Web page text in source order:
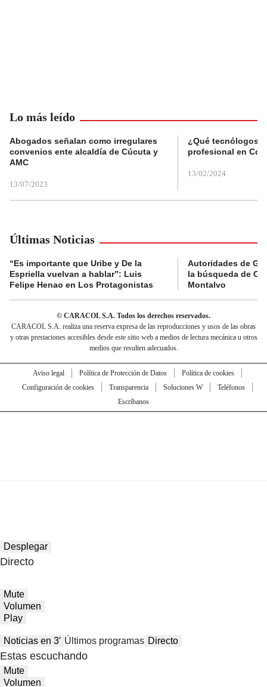
Lo más leído
Abogados señalan como irregulares
convenios ente alcaldía de Cúcuta y
AMC
13/07/2023
¿Qué tecnólogos
profesional en
13/02/2024
Últimas Noticias
“Es importante que Uribe y De la
Espriella vuelvan a hablar”: Luis
Felipe Henao en Los Protagonistas
Autoridades de
la búsqueda de
Montalvo
© CARACOL S.A. Todos los derechos reservados.
CARACOL S.A. realiza una reserva expresa de las reproducciones y usos de las obras
y otras prestaciones accesibles desde este sitio web a medios de lectura mecánica u otros
medios que resulten adecuados.
Aviso legal Política de Protección de Datos
Política de cookies
Configuración de cookies
Transparencia Soluciones W
Teléfonos
Escríbanos
Desplegar
Directo
Mute
Volumen
Play
Noticias en 3′ Últimos programas Directo
Estas escuchando
Mute
Volumen